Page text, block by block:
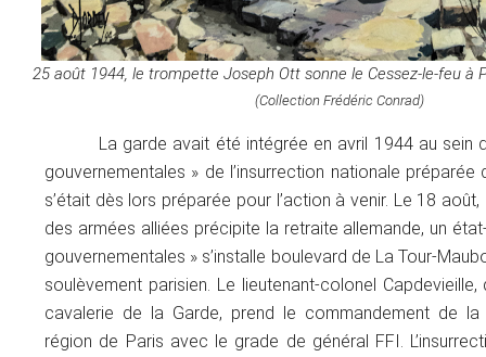
25 août 1944, le trompette Joseph Ott sonne le Cessez-le-feu à
(Collection Frédéric Conrad)
La garde avait été intégrée en avril 1944 au sein
gouvernementales » de l’insurrection nationale préparée
s’était dès lors préparée pour l’action à venir. Le 18
des armées alliées précipite la retraite allemande, un
gouvernementales » s’installe boulevard de La Tour-
soulèvement parisien. Le lieutenant-colonel
cavalerie de la Garde, prend le commandement de
région de Paris avec le grade de général FFI.